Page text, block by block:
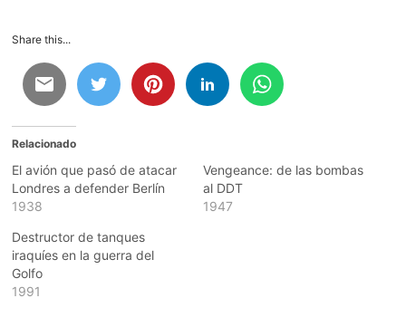
Share this...
Relacionado
El avión que pasó de atacar
Londres a defender Berlín
1938
Vengeance: de las bombas
al DDT
1947
Destructor de tanques
iraquíes en la guerra del
Golfo
1991